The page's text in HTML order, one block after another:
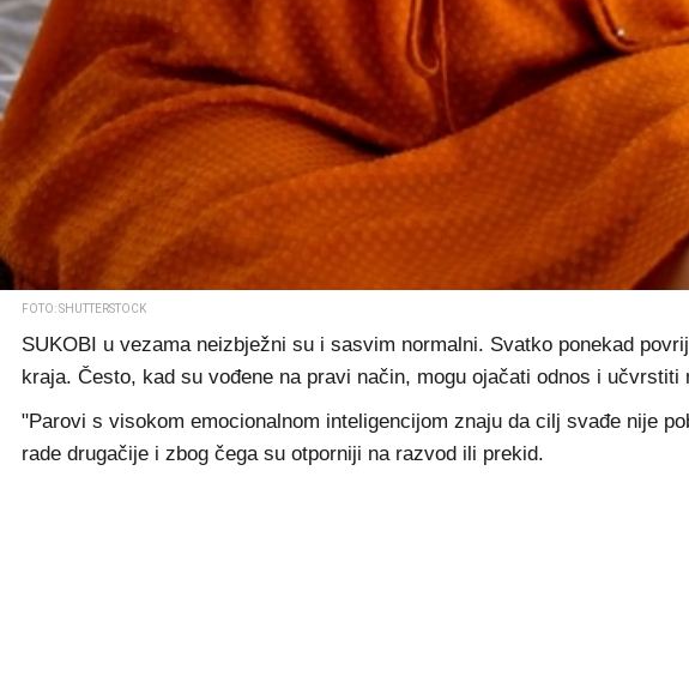
FOTO: SHUTTERSTOCK
SUKOBI u vezama neizbježni su i sasvim normalni. Svatko ponekad
kraja. Često, kad su vođene na pravi način, mogu ojačati odnos i učvrstiti
"Parovi s visokom emocionalnom inteligencijom znaju da cilj svađe nije
rade drugačije i zbog čega su otporniji na razvod ili prekid.